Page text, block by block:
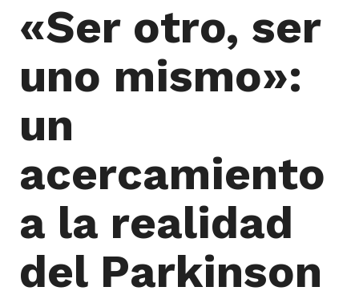
«Ser otro, ser
uno mismo»:
un
acercamiento
a la realidad
del Parkinson